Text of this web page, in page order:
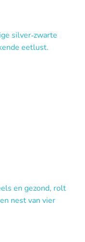
silver‑zwarte
eetlust.
en gezond, rolt
nest van vier